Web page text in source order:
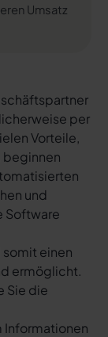
Umsatz
per
Vorteile,
beginnen
und
Software
einen
ermöglicht.
Sie die
Informationen